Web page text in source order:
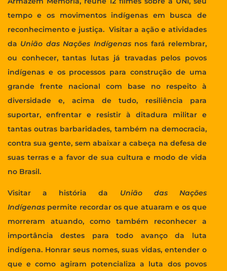
tempo e os movimentos indígenas em busca de
reconhecimento e justiça. Visitar a ação e atividades
da União das Nações Indígenas nos fará relembrar,
ou conhecer, tantas lutas já travadas pelos povos
indígenas e os processos para construção de uma
grande frente nacional com base no respeito à
diversidade e, acima de tudo, resiliência para
suportar, enfrentar e resistir à ditadura militar e
tantas outras barbaridades, também na democracia,
contra sua gente, sem abaixar a cabeça na defesa de
suas terras e a favor de sua cultura e modo de vida
no Brasil.
Visitar a história da
União das Nações
Indígenas permite recordar os que atuaram e os que
morreram atuando, como também reconhecer a
importância destes para todo avanço da luta
indígena. Honrar seus nomes, suas vidas, entender o
que e como agiram potencializa a luta dos povos